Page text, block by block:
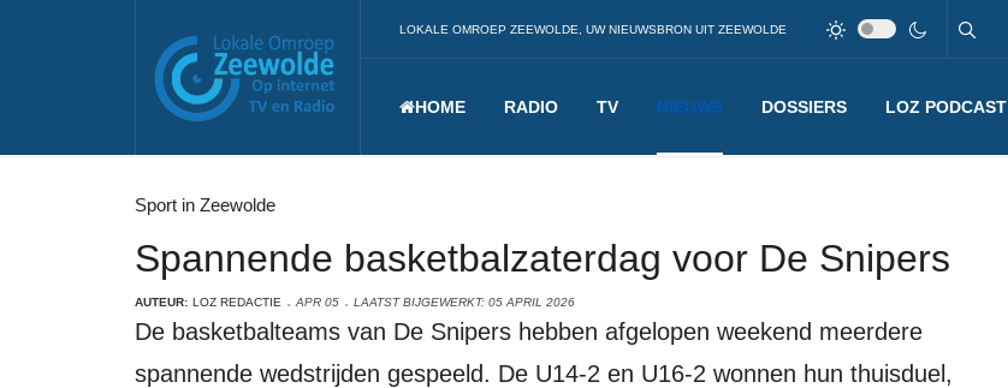
LOKALE OMROEP ZEEWOLDE, UW NIEUWSBRON UIT ZEEWOLDE
HOME RADIO TV NIEUWS DOSSIERS LOZ PODCAST
Sport in Zeewolde
Spannende basketbalzaterdag voor De Snipers
AUTEUR: LOZ REDACTIE APR 05 LAATST BIJGEWERKT: 05 APRIL 2026
De basketbalteams van De Snipers hebben afgelopen weekend meerdere
spannende wedstrijden gespeeld. De U14-2 en U16-2 wonnen hun thuisduel,